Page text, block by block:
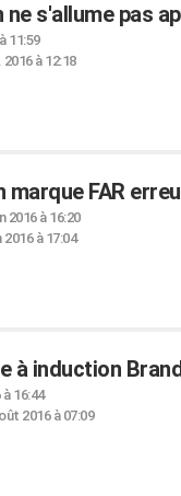
s'allume pas
11:59
2016 à 12:18
marque FAR
2016 à 16:20
2016 à 17:04
à induction
16:44
2016 à 07:09